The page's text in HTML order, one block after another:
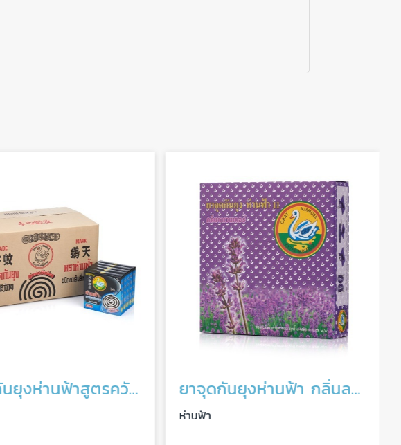
ยาจุดกันยุงห่านฟ้าสูตรควันน้อย ยกลัง ยาจุดกันยุงห่านฟ้า กลิ่นลาเวนเดอร์
ห่านฟ้า